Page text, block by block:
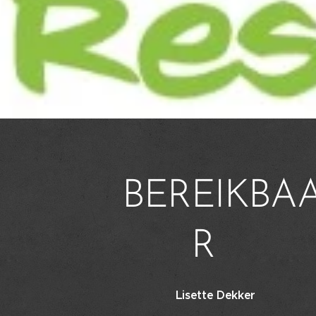
R
Lisette Dekker